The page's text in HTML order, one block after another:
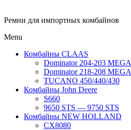
Ремни для импортных комбайнов
Menu
Комбайны CLAAS
Dominator 204-203 MEGA
Dominator 218-208 MEGA
TUCANO 450/440/430
Комбайны John Deere
S660
9650 STS — 9750 STS
Комбайны NEW HOLLAND
CX8080